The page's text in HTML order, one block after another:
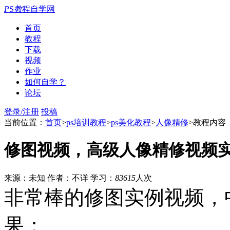
PS教程自学网
首页
教程
下载
视频
作业
如何自学？
论坛
登录/注册 投稿
当前位置： 首页>ps培训教程>ps美化教程>人像精修>教程内容
修图视频，高级人像精修视频
来源：未知 作者：不详 学习： 83615人次
非常棒的修图实例视频
果：